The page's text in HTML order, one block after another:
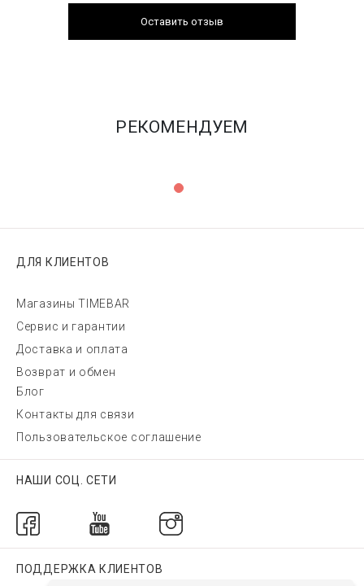
Оставить отзыв
РЕКОМЕНДУЕМ
ДЛЯ КЛИЕНТОВ
Магазины TIMEBAR
Сервис и гарантии
Доставка и оплата
Возврат и обмен
Блог
Контакты для связи
Пользовательское соглашение
НАШИ СОЦ. СЕТИ
ПОДДЕРЖКА КЛИЕНТОВ